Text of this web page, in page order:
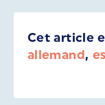
Cet article
allemand,